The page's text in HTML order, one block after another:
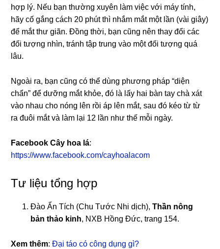
hợp lý. Nếu bạn thường xuyên làm việc với máy tính,
hãy cố gắng cách 20 phút thì nhắm mắt một lần (vài giây)
để mắt thư giãn. Đồng thời, bạn cũng nên thay đổi các
đối tượng nhìn, tránh tập trung vào một đối tượng quá
lâu.
Ngoài ra, bạn cũng có thể dùng phương pháp “diện
chẩn” để dưỡng mắt khỏe, đó là lấy hai bàn tay chà xát
vào nhau cho nóng lên rồi áp lên mắt, sau đó kéo từ từ
ra đuôi mắt và làm lại 12 lần như thế mỗi ngày.
Facebook Cây hoa lá:
https://www.facebook.com/cayhoalacom
Tư liệu tổng hợp
Đào Ẩn Tích (Chu Tước Nhi dịch),Thần nông
bản thảo kinh, NXB Hồng Đức, trang 154.
Xem thêm:Đại táo có công dụng gì?